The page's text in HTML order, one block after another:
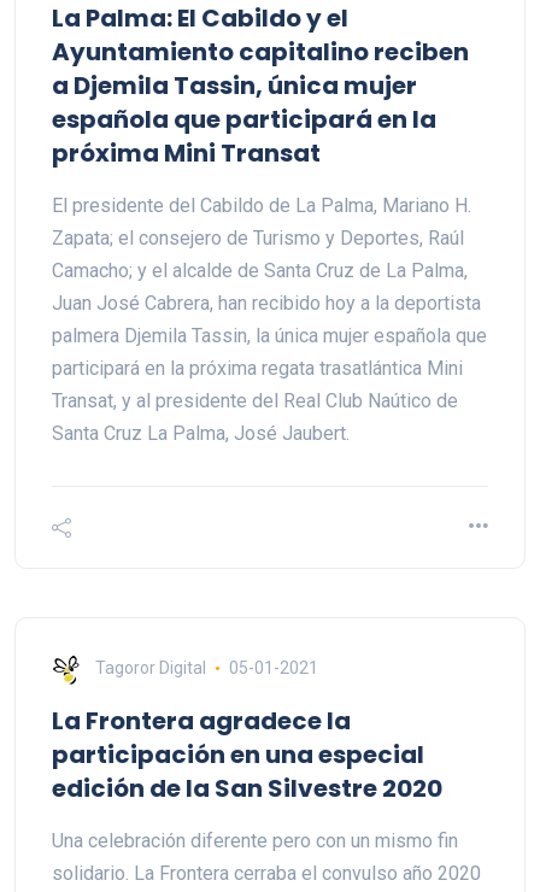
La Palma: El Cabildo y el
Ayuntamiento capitalino reciben
a Djemila Tassin, única mujer
española que participará en la
próxima Mini Transat
El presidente del Cabildo de La Palma, Mariano H.
Zapata; el consejero de Turismo y Deportes, Raúl
Camacho; y el alcalde de Santa Cruz de La Palma,
Juan José Cabrera, han recibido hoy a la deportista
palmera Djemila Tassin, la única mujer española que
participará en la próxima regata trasatlántica Mini
Transat, y al presidente del Real Club Naútico de
Santa Cruz La Palma, José Jaubert.
Tagoror Digital 05-01-2021
La Frontera agradece la
participación en una especial
edición de la San Silvestre 2020
Una celebración diferente pero con un mismo fin
solidario. La Frontera cerraba el convulso año 2020